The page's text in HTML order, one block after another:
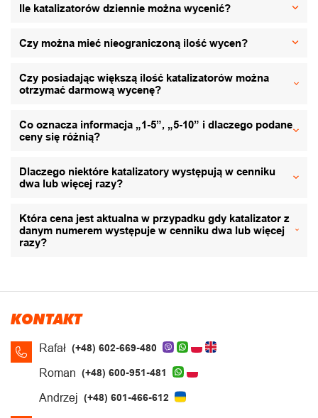
Ile katalizatorów dziennie można wycenić?
Czy można mieć nieograniczoną ilość wycen?
Czy posiadając większą ilość katalizatorów można
otrzymać darmową wycenę?
Co oznacza informacja „1-5”, „5-10” i dlaczego podane
ceny się różnią?
Dlaczego niektóre katalizatory występują w cenniku
dwa lub więcej razy?
Która cena jest aktualna w przypadku gdy katalizator z
danym numerem występuje w cenniku dwa lub więcej
razy?
KONTAKT
Rafał (+48) 602-669-480
Roman (+48) 600-951-481
Andrzej (+48) 601-466-612